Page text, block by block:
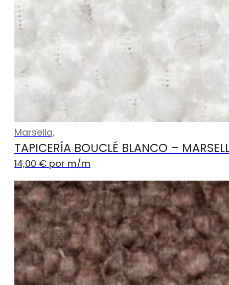
Marsella,
TAPICERÍA BOUCLÉ BLANCO –
14,00 € por m/m